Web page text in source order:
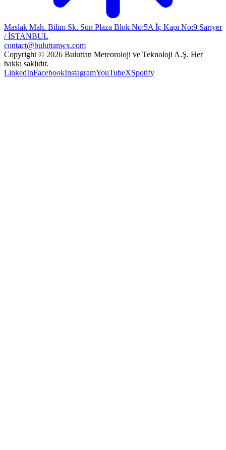
Maslak Mah. Bilim Sk. Sun Plaza Blok No:5A İç Kapı No:9 Sarıyer
/ İSTANBUL
contact@buluttanwx.com
Copyright © 2026 Buluttan Meteoroloji ve Teknoloji A.Ş. Her
hakkı saklıdır.
LinkedInFacebookInstagramYouTubeXSpotify